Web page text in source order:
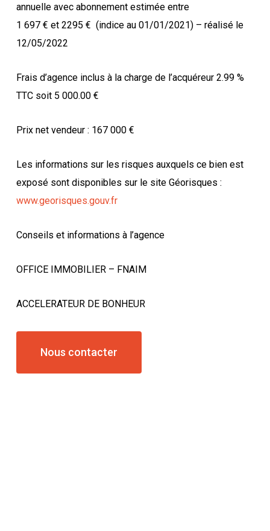
annuelle avec abonnement estimée entre
1 697 € et 2295 € (indice au 01/01/2021) – réalisé le
12/05/2022
Frais d’agence inclus à la charge de l’acquéreur 2.99 %
TTC soit 5 000.00 €
Prix net vendeur : 167 000 €
Les informations sur les risques auxquels ce bien est
exposé sont disponibles sur le site Géorisques :
www.georisques.gouv.fr
Conseils et informations à l’agence
OFFICE IMMOBILIER – FNAIM
ACCELERATEUR DE BONHEUR
Nous contacter